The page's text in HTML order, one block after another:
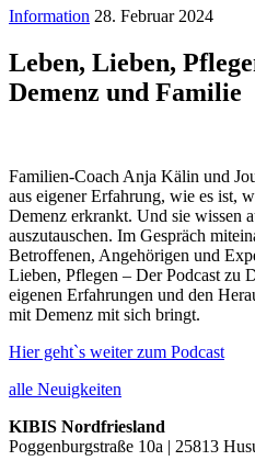
Information 28. Februar 2024
Leben, Lieben,
Demenz und Familie
Familien-Coach Anja Kälin und
aus eigener Erfahrung, wie es ist,
Demenz erkrankt. Und sie wissen
auszutauschen. Im Gespräch
Betroffenen, Angehörigen und
Lieben, Pflegen – Der Podcast zu
eigenen Erfahrungen und den
mit Demenz mit sich bringt.
Hier geht`s weiter zum Podcast
alle Neuigkeiten
KIBIS Nordfriesland
Poggenburgstraße 10a | 25813